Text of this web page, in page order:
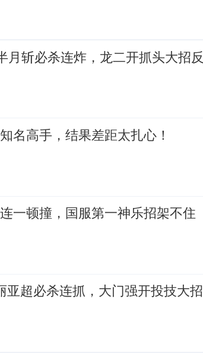
月斩必杀连炸，龙二开抓头大招反
名高手，结果差距太扎心！
一顿撞，国服第一神乐招架不住
亚超必杀连抓，大门强开投技大招